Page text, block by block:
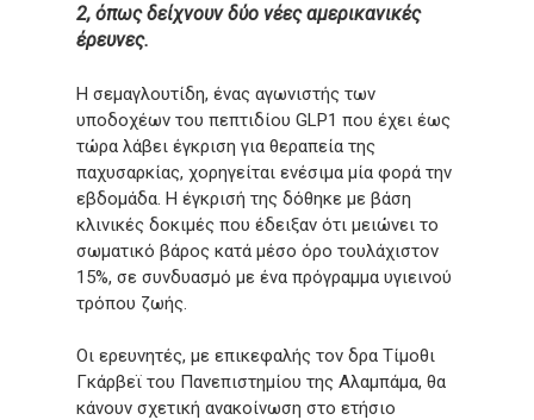
2, όπως δείχνουν δύο νέες αμερικανικές
έρευνες.
Η σεμαγλουτίδη, ένας αγωνιστής των
υποδοχέων του πεπτιδίου GLP1 που έχει έως
τώρα λάβει έγκριση για θεραπεία της
παχυσαρκίας, χορηγείται ενέσιμα μία φορά την
εβδομάδα. Η έγκρισή της δόθηκε με βάση
κλινικές δοκιμές που έδειξαν ότι μειώνει το
σωματικό βάρος κατά μέσο όρο τουλάχιστον
15%, σε συνδυασμό με ένα πρόγραμμα υγιεινού
τρόπου ζωής.
Οι ερευνητές, με επικεφαλής τον δρα Τίμοθι
Γκάρβεϊ του Πανεπιστημίου της Αλαμπάμα, θα
κάνουν σχετική ανακοίνωση στο ετήσιο